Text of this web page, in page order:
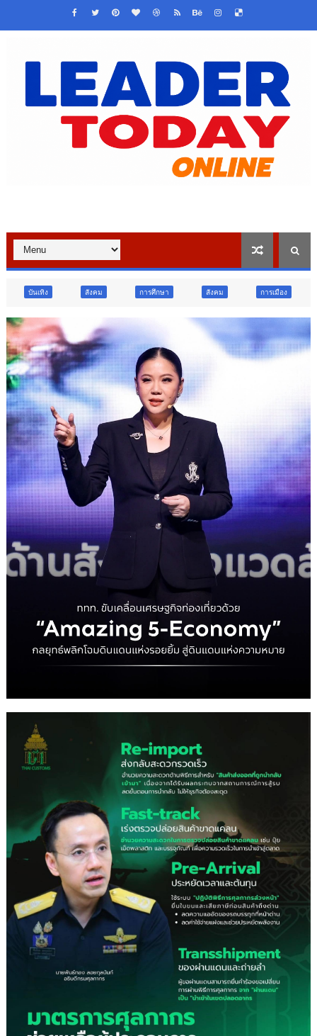
การศึกษา สังคม การเมือง ภูมิภาค